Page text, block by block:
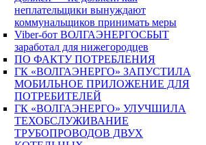
неплательщики вынуждают
коммунальщиков принимать меры
Viber-бот ВОЛГАЭНЕРГОСБЫТ
заработал для нижегородцев
ПО ФАКТУ ПОТРЕБЛЕНИЯ
ГК «ВОЛГАЭНЕРГО» ЗАПУСТИЛА
МОБИЛЬНОЕ ПРИЛОЖЕНИЕ ДЛЯ
ПОТРЕБИТЕЛЕЙ
ГК «ВОЛГАЭНЕРГО» УЛУЧШИЛА
ТЕХОБСЛУЖИВАНИЕ
ТРУБОПРОВОДОВ ДВУХ